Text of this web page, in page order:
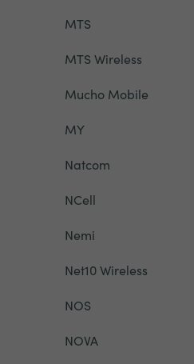
MTS
MTS Wireless
Mucho Mobile
MY
Natcom
NCell
Nemi
Net10 Wireless
NOS
NOVA